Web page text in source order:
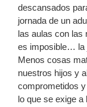
descansados
jornada de un
las aulas con las
es imposible… la
Menos cosas
nuestros hijos y
comprometidos
lo que se exige a